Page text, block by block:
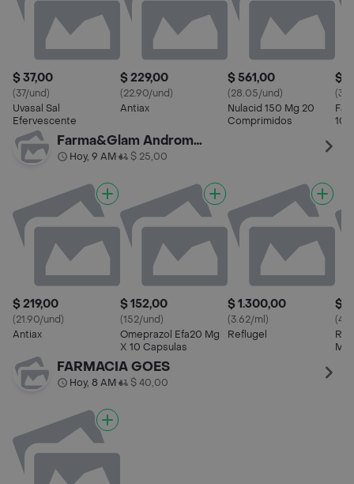
$ 37,00
(37/und)
Uvasal Sal
Efervescente
$ 229,00
(22.90/und)
Antiax
$ 561,00
(28.05/und)
Nulacid 150 Mg 20
Comprimidos
$
10
Farma&Glam Andromeda
Hoy, 9 AM• $ 25,00
$ 219,00
(21.90/und)
Antiax
$ 152,00
(152/und)
Omeprazol Efa20 Mg
X 10 Capsulas
$ 1.300,00
(3.62/ml)
Reflugel
$
FARMACIA GOES
Hoy, 8 AM• $ 40,00